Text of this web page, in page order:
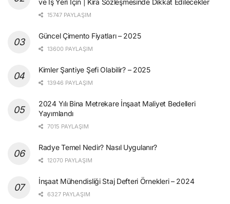
ve İş Yeri İçin | Kira Sözleşmesinde Dikkat Edilecekler
15747 PAYLAŞIM
Güncel Çimento Fiyatları – 2025
13600 PAYLAŞIM
Kimler Şantiye Şefi Olabilir? – 2025
13946 PAYLAŞIM
2024 Yılı Bina Metrekare İnşaat Maliyet Bedelleri
Yayımlandı
7015 PAYLAŞIM
Radye Temel Nedir? Nasıl Uygulanır?
12070 PAYLAŞIM
İnşaat Mühendisliği Staj Defteri Örnekleri – 2024
6327 PAYLAŞIM